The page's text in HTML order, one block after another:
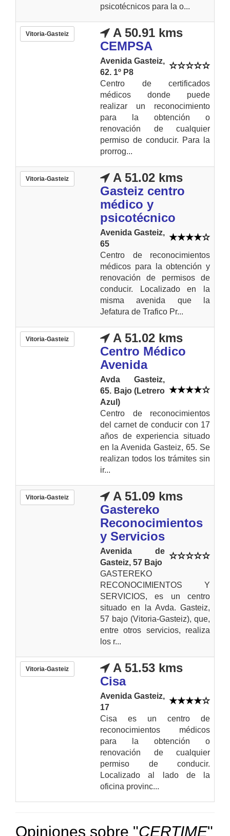
psicotécnicos para la o...
Vitoria-Gasteiz
A 50.91 kms
CEMPSA
Avenida Gasteiz,
62. 1º P8
Centro de certificados
médicos donde puede
realizar un reconocimiento
para la obtención o
renovación de cualquier
permiso de conducir. Para la
prorrog...
Vitoria-Gasteiz
A 51.02 kms
Gasteiz centro
médico y
psicotécnico
Avenida Gasteiz,
65
Centro de reconocimientos
médicos para la obtención y
renovación de permisos de
conducir. Localizado en la
misma avenida que la
Jefatura de Trafico Pr...
Vitoria-Gasteiz
A 51.02 kms
Centro Médico
Avenida
Avda Gasteiz,
65. Bajo (Letrero
Azul)
Centro de reconocimientos
del carnet de conducir con 17
años de experiencia situado
en la Avenida Gasteiz, 65. Se
realizan todos los trámites sin
ir...
Vitoria-Gasteiz
A 51.09 kms
Gastereko
Reconocimientos
y Servicios
Avenida de
Gasteiz, 57 Bajo
GASTEREKO
RECONOCIMIENTOS Y
SERVICIOS, es un centro
situado en la Avda. Gasteiz,
57 bajo (Vitoria-Gasteiz), que,
entre otros servicios, realiza
los r...
Vitoria-Gasteiz
A 51.53 kms
Cisa
Avenida Gasteiz,
17
Cisa es un centro de
reconocimientos médicos
para la obtención o
renovación de cualquier
permiso de conducir.
Localizado al lado de la
oficina provinc...
Opiniones sobre "CERTIME"